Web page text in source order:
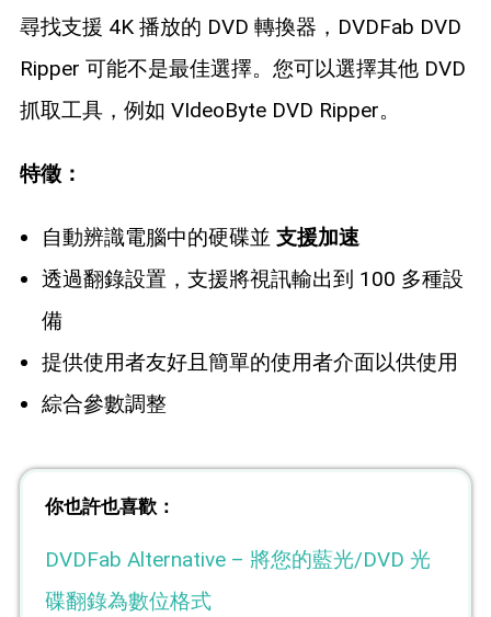
尋找支援 4K 播放的 DVD 轉換器，DVDFab DVD
Ripper 可能不是最佳選擇。您可以選擇其他 DVD
抓取工具，例如 VIdeoByte DVD Ripper。
特徵：
自動辨識電腦中的硬碟並 支援加速
透過翻錄設置，支援將視訊輸出到 100 多種設
備
提供使用者友好且簡單的使用者介面以供使用
綜合參數調整
你也許也喜歡：
DVDFab Alternative – 將您的藍光/DVD 光
碟翻錄為數位格式